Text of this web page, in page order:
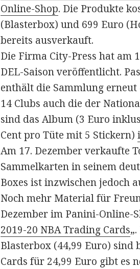
Online-Shop. Die Produkte
(Blasterbox) und 699 Euro
bereits ausverkauft.
Die Firma City-Press hat am
DEL-Saison veröffentlicht.
enthält die Sammlung erneut
14 Clubs auch die der
sind das Album (3 Euro
Cent pro Tüte mit 5 Stickern)
Am 17. Dezember verkaufte
Sammelkarten in seinem
Boxes ist inzwischen jedoch
Noch mehr Material für
Dezember im Panini-Online-
2019-20 NBA Trading Cards
Blasterbox (44,99 Euro)
Cards für 24,99 Euro gibt es